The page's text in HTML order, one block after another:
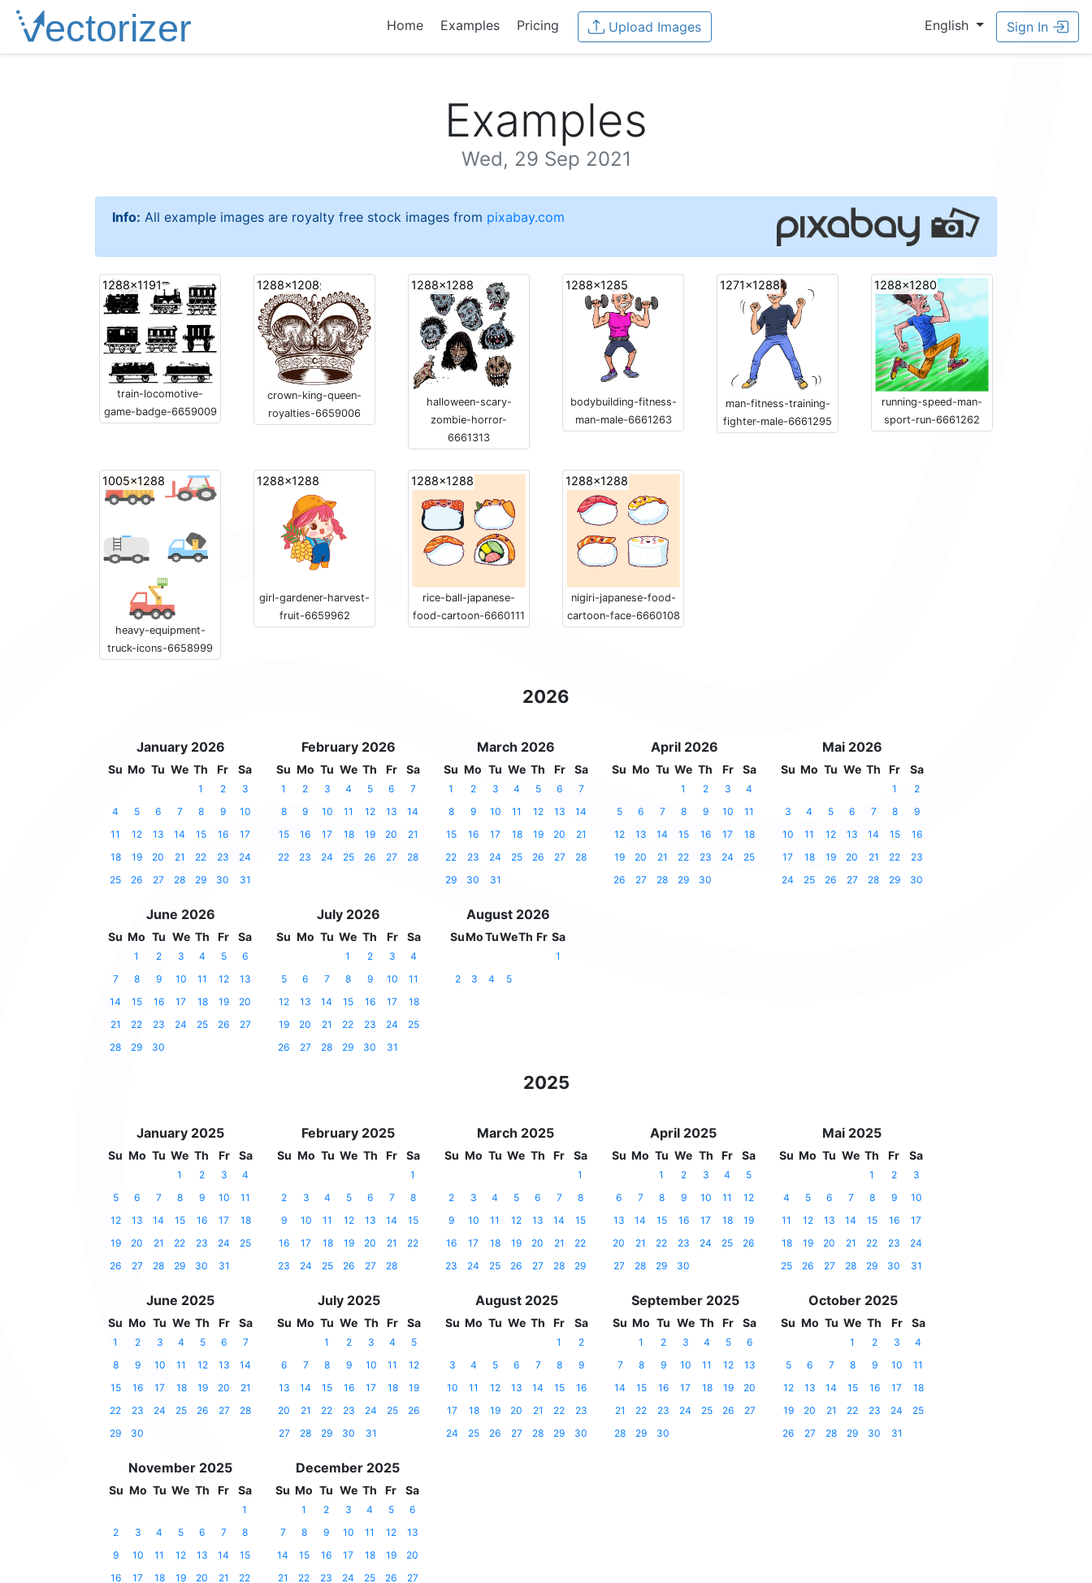
Home Examples Pricing Upload Images English Sign In
Examples
Wed, 29 Sep 2021
Info: All example images are royalty free stock images from pixabay.com
1288x1191
train-locomotive-
game-badge-6659009
1288x1208
crown-king-queen-
royalties-6659006
1288x1288
halloween-scary-
zombie-horror-
6661313
1288x1285
bodybuilding-fitness-
man-male-6661263
1271x1288
man-fitness-training-
fighter-male-6661295
1288x1280
running-speed-man-
sport-run-6661262
1005x1288
heavy-equipment-
truck-icons-6658999
1288x1288
girl-gardener-harvest-
fruit-6659962
1288x1288
rice-ball-japanese-
food-cartoon-6660111
1288x1288
nigiri-japanese-food-
cartoon-face-6660108
2026
January 2026
Su Mo Tu We Th Fr Sa
1 2
3
4
5 6 7 8 9
10
11
12 13 14 15 16
17
18
19 20 21 22 23
24
25
26 27 28 29 30 31
February 2026
Su Mo Tu We Th Fr Sa
1 2 3 4 5 6
7
8
9 10 11 12 13
14
15
16 17 18 19 20
21
22
23 24 25 26 27 28
March 2026
Su Mo Tu We Th Fr Sa
1 2 3 4 5 6
7
8
9 10 11 12 13
14
15
16 17 18 19 20
21
22
23 24 25 26 27
28
29
30 31
April 2026
Su Mo Tu We Th Fr Sa
1 2 3
4
5
6 7 8 9 10
11
12
13 14 15 16 17
18
19
20 21 22 23 24
25
26
27 28 29 30
Mai 2026
Su Mo Tu We Th Fr Sa
1
2
3
4 5 6 7 8
9
10
11 12 13 14 15
16
17
18 19 20 21 22
23
24
25 26 27 28 29 30
June 2026
Su Mo Tu We Th Fr Sa
1 2 3 4 5
6
7
8 9 10 11 12
13
14
15 16 17 18 19
20
21
22 23 24 25 26
27
28
29 30
July 2026
Su Mo Tu We Th Fr Sa
1 2 3
4
5
6 7 8 9 10
11
12
13 14 15 16 17
18
19
20 21 22 23 24
25
26
27 28 29 30 31
August 2026
SuMoTuWeTh Fr Sa
1
2
3 4 5
2025
January 2025
Su Mo Tu We Th Fr Sa
1 2 3
4
5
6 7 8 9 10
11
12
13 14 15 16 17
18
19
20 21 22 23 24
25
26
27 28 29 30 31
February 2025
Su Mo Tu We Th Fr Sa
1
2
3 4 5 6 7
8
9
10 11 12 13 14
15
16
17 18 19 20 21
22
23
24 25 26 27 28
March 2025
Su Mo Tu We Th Fr Sa
1
2
3 4 5 6 7
8
9
10 11 12 13 14
15
16
17 18 19 20 21
22
23
24 25 26 27 28 29
April 2025
Su Mo Tu We Th Fr Sa
1 2 3 4
5
6
7 8 9 10 11
12
13
14 15 16 17 18
19
20
21 22 23 24 25
26
27
28 29 30
Mai 2025
Su Mo Tu We Th Fr Sa
1 2
3
4
5 6 7 8 9
10
11
12 13 14 15 16
17
18
19 20 21 22 23
24
25
26 27 28 29 30 31
June 2025
Su Mo Tu We Th Fr Sa
1 2 3 4 5 6
7
8
9 10 11 12 13
14
15
16 17 18 19 20
21
22
23 24 25 26 27
28
29
30
July 2025
Su Mo Tu We Th Fr Sa
1 2 3 4
5
6
7 8 9 10 11
12
13
14 15 16 17 18
19
20
21 22 23 24 25
26
27
28 29 30 31
August 2025
Su Mo Tu We Th Fr Sa
1
2
3
4 5 6 7 8
9
10
11 12 13 14 15
16
17
18 19 20 21 22
23
24
25 26 27 28 29 30
September 2025
Su Mo Tu We Th Fr Sa
1 2 3 4 5
6
7
8 9 10 11 12
13
14
15 16 17 18 19
20
21
22 23 24 25 26
27
28
29 30
October 2025
Su Mo Tu We Th Fr Sa
1 2 3
4
5
6 7 8 9 10
11
12
13 14 15 16 17
18
19
20 21 22 23 24
25
26
27 28 29 30 31
November 2025
Su Mo Tu We Th Fr Sa
1
2
3 4 5 6 7
8
9
10 11 12 13 14
15
16
17 18 19 20 21
22
December 2025
Su Mo Tu We Th Fr Sa
1 2 3 4 5
6
7
8 9 10 11 12
13
14
15 16 17 18 19
20
21
22 23 24 25 26
27